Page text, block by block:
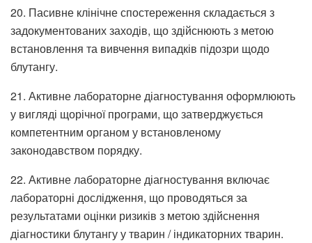
20. Пасивне клінічне спостереження складається з
задокументованих заходів, що здійснюють з метою
встановлення та вивчення випадків підозри щодо
блутангу.
21. Активне лабораторне діагностування оформлюють
у вигляді щорічної програми, що затверджується
компетентним органом у встановленому
законодавством порядку.
22. Активне лабораторне діагностування включає
лабораторні дослідження, що проводяться за
результатами оцінки ризиків з метою здійснення
діагностики блутангу у тварин / індикаторних тварин.